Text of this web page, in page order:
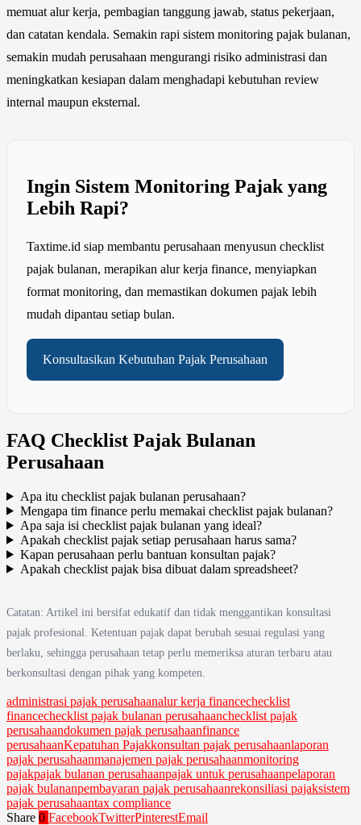
memuat alur kerja, pembagian tanggung jawab, status pekerjaan,
dan catatan kendala. Semakin rapi sistem monitoring pajak bulanan,
semakin mudah perusahaan mengurangi risiko administrasi dan
meningkatkan kesiapan dalam menghadapi kebutuhan review
internal maupun eksternal.
Ingin Sistem Monitoring Pajak yang
Lebih Rapi?
Taxtime.id siap membantu perusahaan menyusun checklist
pajak bulanan, merapikan alur kerja finance, menyiapkan
format monitoring, dan memastikan dokumen pajak lebih
mudah dipantau setiap bulan.
Konsultasikan Kebutuhan Pajak Perusahaan
FAQ Checklist Pajak Bulanan
Perusahaan
Apa itu checklist pajak bulanan perusahaan?
Mengapa tim finance perlu memakai checklist pajak bulanan?
Apa saja isi checklist pajak bulanan yang ideal?
Apakah checklist pajak setiap perusahaan harus sama?
Kapan perusahaan perlu bantuan konsultan pajak?
Apakah checklist pajak bisa dibuat dalam spreadsheet?
Catatan: Artikel ini bersifat edukatif dan tidak menggantikan konsultasi
pajak profesional. Ketentuan pajak dapat berubah sesuai regulasi yang
berlaku, sehingga perusahaan tetap perlu memeriksa aturan terbaru atau
berkonsultasi dengan pihak yang kompeten.
administrasi pajak perusahaanalur kerja financechecklist
financechecklist pajak bulanan perusahaanchecklist pajak
perusahaandokumen pajak perusahaanfinance
perusahaanKepatuhan Pajakkonsultan pajak perusahaanlaporan
pajak perusahaanmanajemen pajak perusahaanmonitoring
pajakpajak bulanan perusahaanpajak untuk perusahaanpelaporan
pajak bulananpembayaran pajak perusahaanrekonsiliasi pajaksistem
pajak perusahaantax compliance
Share 0 FacebookTwitterPinterestEmail